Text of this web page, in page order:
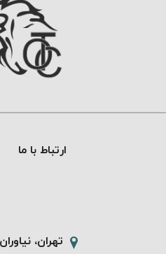
ارتباط با ما
تهران،